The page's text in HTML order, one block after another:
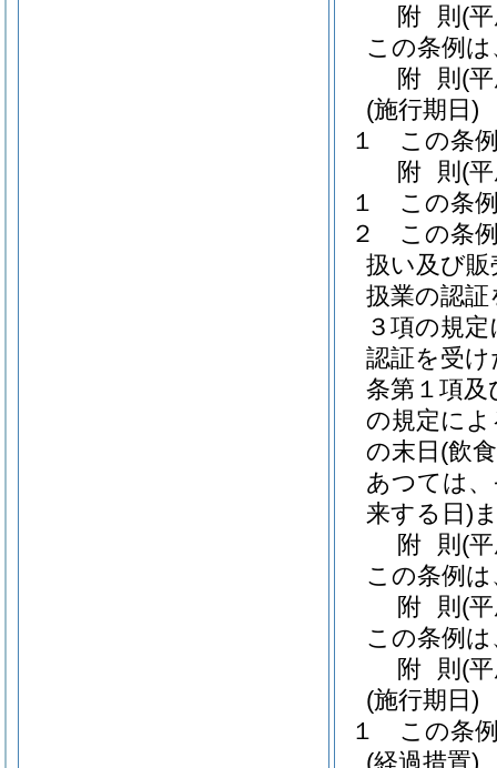
附 則 (
この条例
附 則 (
(施行期日)
１
この条
附 則 (
１
この条
２
この条
扱い及び
扱業の認
３項の規
認証を受
条第１項及
の規定に
の末日 (飲
あつては
来する日)
附 則 (
この条例
附 則 (
この条例
附 則 (
(施行期日)
１
この条
(経過措置)